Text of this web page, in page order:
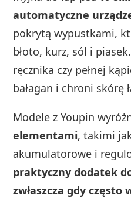
automatyczne
pokrytą wypustkami,
błoto, kurz, sól i
ręcznika czy pełnej
bałagan i chroni skórę
Modele z Youpin
elementami, takimi
akumulatorowe i
praktyczny dodatek
zwłaszcza gdy często